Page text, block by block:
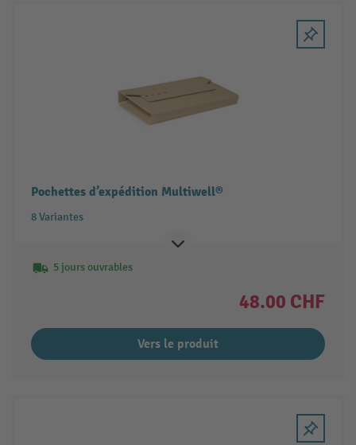
Pochettes d’expédition Multiwell®
8 Variantes
5 jours ouvrables
48.00 CHF
Vers le produit